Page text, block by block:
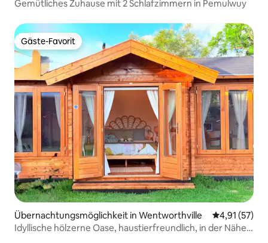
Gemütliches Zuhause mit 2 Schlafzimmern in Pemulwuy
Gäste-Favorit
Gäste-Favorit
Übernachtungsmöglichkeit in Wentworthville
4,91 (57)
Idyllische hölzerne Oase, haustierfreundlich, in der Nähe